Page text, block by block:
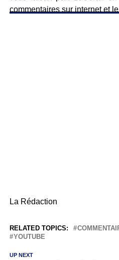
commentaires sur internet et
La Rédaction
RELATED TOPICS:
YOUTUBE
UP NEXT